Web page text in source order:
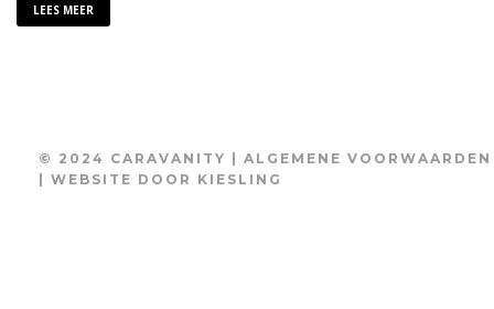
LEES MEER
© 2024 CARAVANITY | ALGEMENE VOORWAARDEN
| WEBSITE DOOR KIESLING